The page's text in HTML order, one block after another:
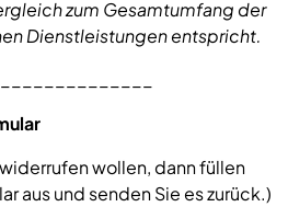
zum Gesamtumfang der
Dienstleistungen entspricht.
wollen, dann füllen
aus und senden Sie es zurück.)